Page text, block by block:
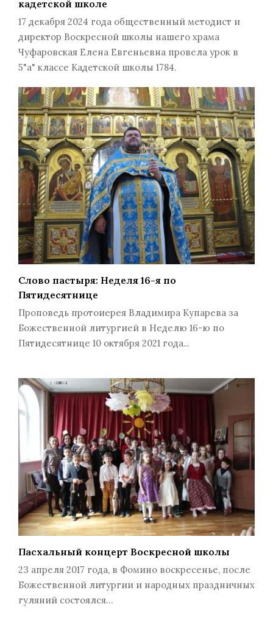
кадетской школе
17 декабря 2024 года общественный методист и
директор Воскресной школы нашего храма
Чуфаровская Елена Евгеньевна провела урок в
5"а" классе Кадетской школы 1784.
Слово пастыря: Неделя 16-я по
Пятидесятнице
Проповедь протоиерея Владимира Купарева за
Божественной литургией в Неделю 16-ю по
Пятидесятнице 10 октября 2021 года...
Пасхальный концерт Воскресной школы
23 апреля 2017 года, в Фомино воскресенье, после
Божественной литургии и народных праздничных
гуляний состоялся…